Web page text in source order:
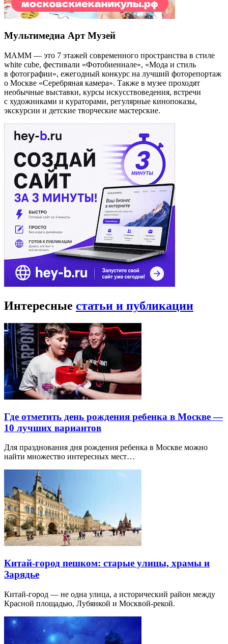
Мультимедиа Арт Музей
МАММ — это 7 этажей современного пространства в стиле
white cube, фестивали «Фотобиеннале», «Мода и стиль
в фотографии», ежегодный конкурс на лучший фоторепортаж
о Москве «Серебряная камера». Также в музее проходят
необычные выставки, курсы искусствоведения, встречи
с художниками и кураторами, регулярные кинопоказы,
экскурсии и детские творческие мастерские.
Интересные статьи и публикации
Где отметить день рождения ребенка в Москве —
10 лучших вариантов
Для празднования дня рождения ребенка в Москве можно
найти множество интересных мест…
Китай-город пешком: старые улицы, храмы и
Зарядье
Китай-город — не одна улица, а исторический район между
Красной площадью, Лубянкой и Москвой-рекой.